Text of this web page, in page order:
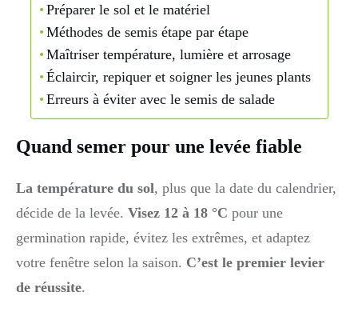
Préparer le sol et le matériel
Méthodes de semis étape par étape
Maîtriser température, lumière et arrosage
Éclaircir, repiquer et soigner les jeunes plants
Erreurs à éviter avec le semis de salade
Quand semer pour une levée fiable
La température du sol, plus que la date du calendrier,
décide de la levée. Visez 12 à 18 °C pour une
germination rapide, évitez les extrêmes, et adaptez
votre fenêtre selon la saison. C’est le premier levier
de réussite.